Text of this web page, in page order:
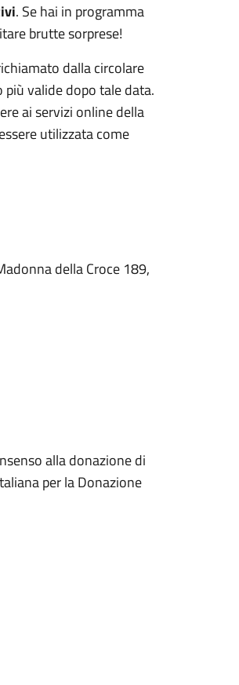
. Se hai in programma
brutte sorprese!
dalla circolare
valide dopo tale data.
ai servizi online della
utilizzata come
della Croce 189,
alla donazione di
per la Donazione